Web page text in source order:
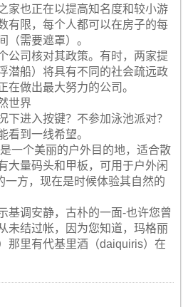
家也正在以提高知名度和较小游
有限，每个人都可以在房子的每
（需要遮罩）。
公司核对其政策。有时，两家提
潜船）将具有不同的社会疏远政
在做出最大努力的公司。
世界
下进入按键？不参加泳池派对？
看到一线希望。
一个美丽的户外目的地，适合散
大量码头和甲板，可用于户外闲
一方，现在是时候体验其自然的
基调安静，古朴的一面-也许您曾
未结过帐，因为您知道，玛格丽
那里有代基里酒（daiquiris）在